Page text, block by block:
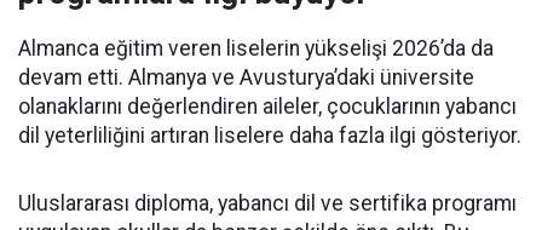
Almanca eğitim veren liselerin yükselişi 2026’da da
devam etti. Almanya ve Avusturya’daki üniversite
olanaklarını değerlendiren aileler, çocuklarının yabancı
dil yeterliliğini artıran liselere daha fazla ilgi gösteriyor.
Uluslararası diploma, yabancı dil ve sertifika programı